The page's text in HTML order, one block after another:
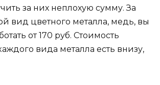
за них неплохую сумму. За
вид цветного металла, медь, вы
от 170 руб. Стоимость
вида металла есть внизу,